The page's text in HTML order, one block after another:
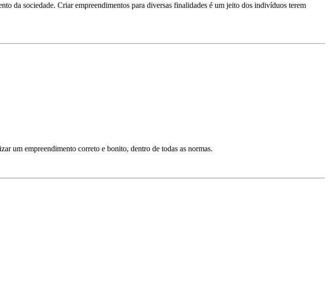
da sociedade. Criar empreendimentos para diversas finalidades é um jeito dos indivíduos terem
um empreendimento correto e bonito, dentro de todas as normas.